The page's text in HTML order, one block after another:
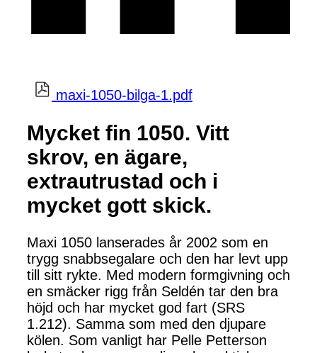
maxi-1050-bilga-1.pdf
Mycket fin 1050. Vitt
skrov, en ägare,
extrautrustad och i
mycket gott skick.
Maxi 1050 lanserades år 2002 som en
trygg snabbsegalare och den har levt upp
till sitt rykte. Med modern formgivning och
en smäcker rigg från Seldén tar den bra
höjd och har mycket god fart (SRS
1.212). Samma som med den djupare
kölen. Som vanligt har Pelle Petterson